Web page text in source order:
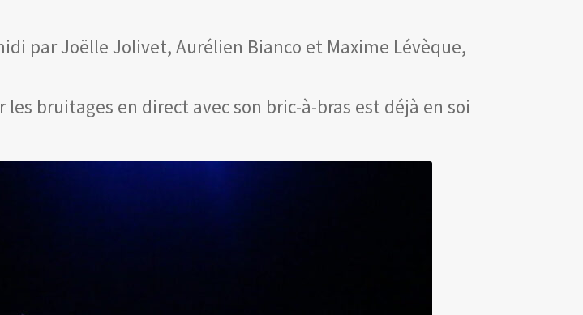
par Joëlle Jolivet, Aurélien Bianco et Maxime Lévèque,
bruitages en direct avec son bric-à-bras est déjà en soi